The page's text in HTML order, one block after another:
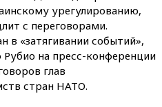
урегулированию,
с переговорами.
в «затягивании событий»,
Рубио на пресс-конференции
глав
стран НАТО.